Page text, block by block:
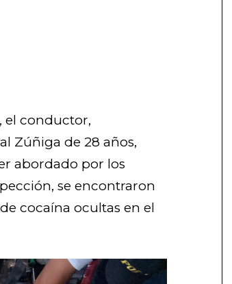
el conductor,
Zúñiga de 28 años,
abordado por los
se encontraron
cocaína ocultas en el